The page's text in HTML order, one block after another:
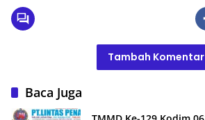
Tambah Komentar
Baca Juga